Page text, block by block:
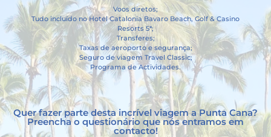
Voos diretos;
Tudo incluído no Hotel Catalonia Bavaro Beach, Golf & Casino
Resorts 5*;
Transferes;
Taxas de aeroporto e segurança;
Seguro de viagem Travel Classic;
Programa de Actividades.
Quer fazer parte desta incrível viagem a Punta Cana?
Preencha o questionário que nós entramos em
contacto!